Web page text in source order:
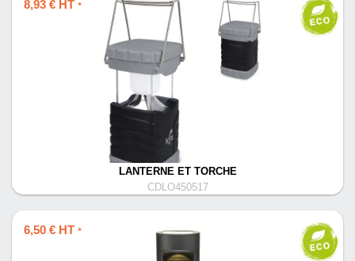
8,93 € HT *
LANTERNE ET TORCHE
CDLO450517
6,50 € HT *